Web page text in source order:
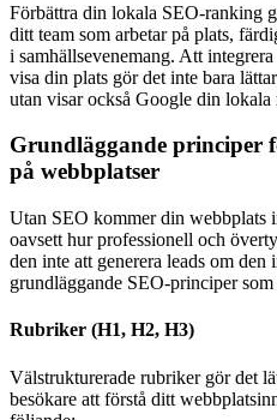
Förbättra din lokala SEO-ranking
ditt team som arbetar på plats,
i samhällsevenemang. Att
visa din plats gör det inte bara
utan visar också Google din lokala
Grundläggande principer
på webbplatser
Utan SEO kommer din webbplats
oavsett hur professionell och
den inte att generera leads om
grundläggande SEO-principer
Rubriker (H1, H2, H3)
Välstrukturerade rubriker gör det
besökare att förstå ditt